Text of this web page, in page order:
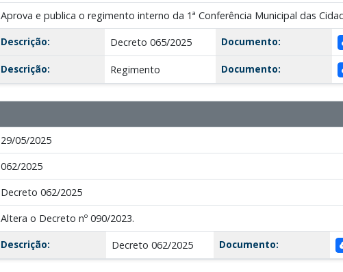
Aprova e publica o regimento interno da 1ª Conferência Municipal das
Descrição: Decreto 065/2025 Documento:
Descrição: Regimento Documento:
29/05/2025
062/2025
Decreto 062/2025
Altera o Decreto nº 090/2023.
Descrição: Decreto 062/2025 Documento: